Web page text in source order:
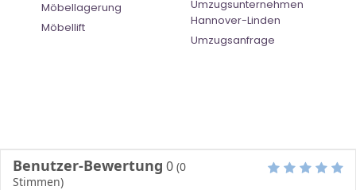
Möbellagerung
Möbellift
Umzugsunternehmen
Hannover-Linden
Umzugsanfrage
Benutzer-Bewertung 0 (0
Stimmen)